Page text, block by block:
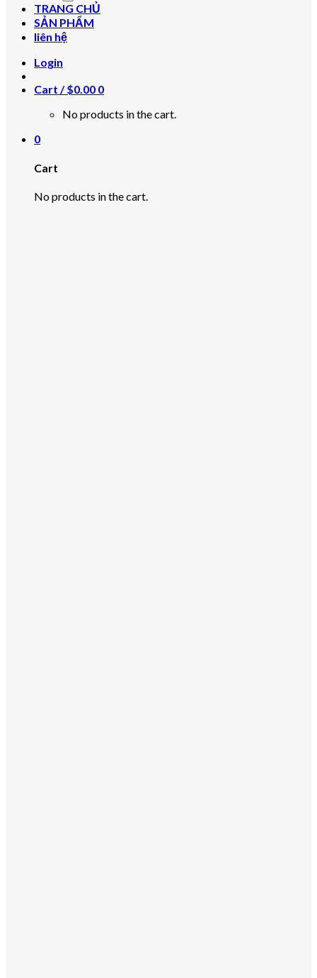
TRANG CHỦ
SẢN PHẨM
liên hệ
Login
Cart /$0.00 0
No products in the cart.
0
Cart
No products in the cart.